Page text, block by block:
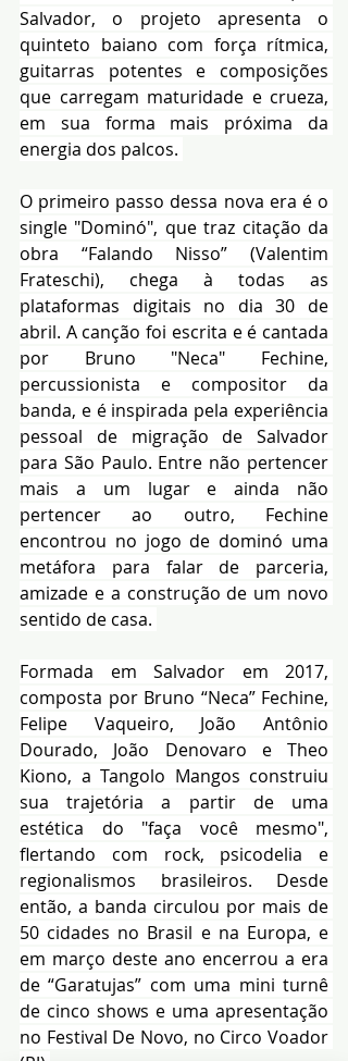
Salvador, o projeto apresenta o
quinteto baiano com força rítmica,
guitarras potentes e composições
que carregam maturidade e crueza,
em sua forma mais próxima da
energia dos palcos.
O primeiro passo dessa nova era é o
single "Dominó", que traz citação da
obra “Falando Nisso” (Valentim
Frateschi), chega à todas as
plataformas digitais no dia 30 de
abril. A canção foi escrita e é cantada
por Bruno "Neca" Fechine,
percussionista e compositor da
banda, e é inspirada pela experiência
pessoal de migração de Salvador
para São Paulo. Entre não pertencer
mais a um lugar e ainda não
pertencer ao outro, Fechine
encontrou no jogo de dominó uma
metáfora para falar de parceria,
amizade e a construção de um novo
sentido de casa.
Formada em Salvador em 2017,
composta por Bruno “Neca” Fechine,
Felipe Vaqueiro, João Antônio
Dourado, João Denovaro e Theo
Kiono, a Tangolo Mangos construiu
sua trajetória a partir de uma
estética do "faça você mesmo",
flertando com rock, psicodelia e
regionalismos brasileiros. Desde
então, a banda circulou por mais de
50 cidades no Brasil e na Europa, e
em março deste ano encerrou a era
de “Garatujas” com uma mini turnê
de cinco shows e uma apresentação
no Festival De Novo, no Circo Voador